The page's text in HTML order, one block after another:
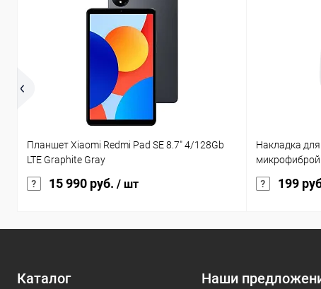
Планшет Xiaomi Redmi Pad SE 8.7" 4/128Gb
LTE Graphite Gray
15 990 руб. / шт
Накладка
микрофиброй
199
Каталог Наши